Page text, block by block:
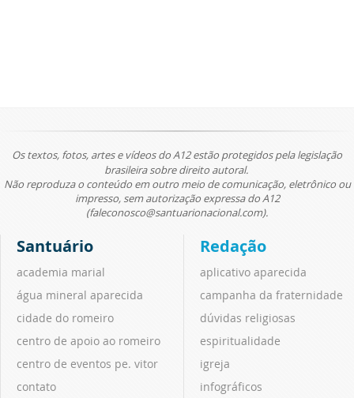
Os textos, fotos, artes e vídeos do A12 estão protegidos pela legislação
brasileira sobre direito autoral.
Não reproduza o conteúdo em outro meio de comunicação, eletrônico ou
impresso, sem autorização expressa do A12
(faleconosco@santuarionacional.com).
Santuário
academia marial
água mineral aparecida
cidade do romeiro
centro de apoio ao romeiro
centro de eventos pe. vitor
contato
Redação
aplicativo aparecida
campanha da fraternidade
dúvidas religiosas
espiritualidade
igreja
infográficos